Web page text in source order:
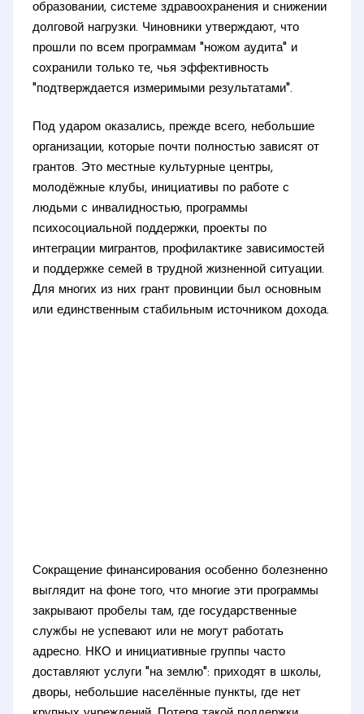
образовании, системе здравоохранения и снижении
долговой нагрузки. Чиновники утверждают, что
прошли по всем программам "ножом аудита" и
сохранили только те, чья эффективность
"подтверждается измеримыми результатами".
Под ударом оказались, прежде всего, небольшие
организации, которые почти полностью зависят от
грантов. Это местные культурные центры,
молодёжные клубы, инициативы по работе с
людьми с инвалидностью, программы
психосоциальной поддержки, проекты по
интеграции мигрантов, профилактике зависимостей
и поддержке семей в трудной жизненной ситуации.
Для многих из них грант провинции был основным
или единственным стабильным источником дохода.
Сокращение финансирования особенно болезненно
выглядит на фоне того, что многие эти программы
закрывают пробелы там, где государственные
службы не успевают или не могут работать
адресно. НКО и инициативные группы часто
доставляют услуги "на землю": приходят в школы,
дворы, небольшие населённые пункты, где нет